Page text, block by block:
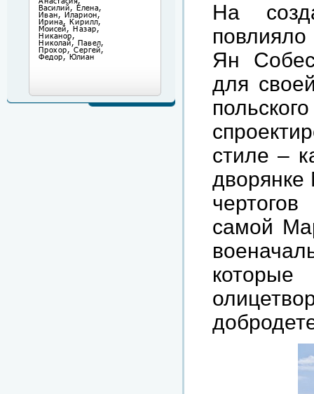
На
Ян
для
стиле –
самой